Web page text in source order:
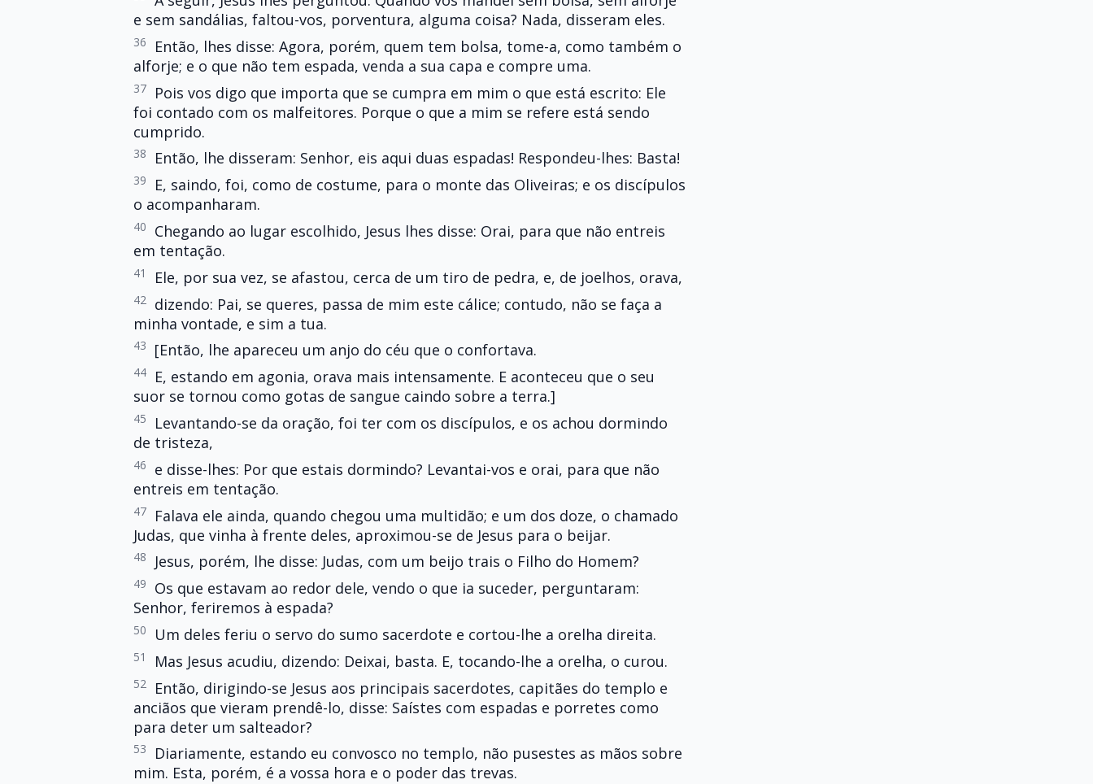
e sem sandálias, faltou-vos, porventura, alguma coisa? Nada, disseram eles.
36
Então, lhes disse: Agora, porém, quem tem bolsa, tome-a, como também o
alforje; e o que não tem espada, venda a sua capa e compre uma.
37
Pois vos digo que importa que se cumpra em mim o que está escrito: Ele
foi contado com os malfeitores. Porque o que a mim se refere está sendo
cumprido.
38 Então, lhe disseram: Senhor, eis aqui duas espadas! Respondeu-lhes: Basta!
39
E, saindo, foi, como de costume, para o monte das Oliveiras; e os discípulos
o acompanharam.
40
Chegando ao lugar escolhido, Jesus lhes disse: Orai, para que não entreis
em tentação.
41 Ele, por sua vez, se afastou, cerca de um tiro de pedra, e, de joelhos, orava,
42
dizendo: Pai, se queres, passa de mim este cálice; contudo, não se faça a
minha vontade, e sim a tua.
43 [Então, lhe apareceu um anjo do céu que o confortava.
44
E, estando em agonia, orava mais intensamente. E aconteceu que o seu
suor se tornou como gotas de sangue caindo sobre a terra.]
45
Levantando-se da oração, foi ter com os discípulos, e os achou dormindo
de tristeza,
46
e disse-lhes: Por que estais dormindo? Levantai-vos e orai, para que não
entreis em tentação.
47
Falava ele ainda, quando chegou uma multidão; e um dos doze, o chamado
Judas, que vinha à frente deles, aproximou-se de Jesus para o beijar.
48 Jesus, porém, lhe disse: Judas, com um beijo trais o Filho do Homem?
49
Os que estavam ao redor dele, vendo o que ia suceder, perguntaram:
Senhor, feriremos à espada?
50 Um deles feriu o servo do sumo sacerdote e cortou-lhe a orelha direita.
51 Mas Jesus acudiu, dizendo: Deixai, basta. E, tocando-lhe a orelha, o curou.
52
Então, dirigindo-se Jesus aos principais sacerdotes, capitães do templo e
anciãos que vieram prendê-lo, disse: Saístes com espadas e porretes como
para deter um salteador?
53
Diariamente, estando eu convosco no templo, não pusestes as mãos sobre
mim. Esta, porém, é a vossa hora e o poder das trevas.